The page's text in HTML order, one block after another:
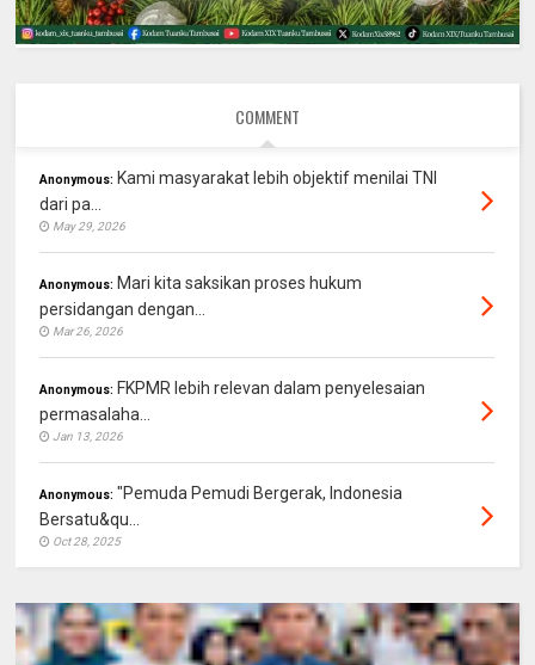
COMMENT
Anonymous: Kami masyarakat lebih objektif menilai TNI
dari pa...
May 29, 2026
Anonymous: Mari kita saksikan proses hukum
persidangan dengan...
Mar 26, 2026
Anonymous: FKPMR lebih relevan dalam penyelesaian
permasalaha...
Jan 13, 2026
Anonymous: "Pemuda Pemudi Bergerak, Indonesia
Bersatu&qu...
Oct 28, 2025